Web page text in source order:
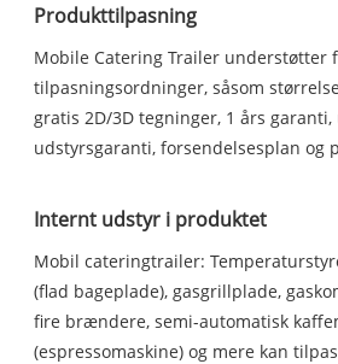
Produkttilpasning
Mobile Catering Trailer understøtter
tilpasningsordninger, såsom
gratis 2D/3D tegninger, 1 års garanti,
udstyrsgaranti, forsendelsesplan og
Internt udstyr i produktet
Mobil cateringtrailer:
(flad bageplade), gasgrillplade,
fire brændere, semi-automatisk
(espressomaskine) og mere kan